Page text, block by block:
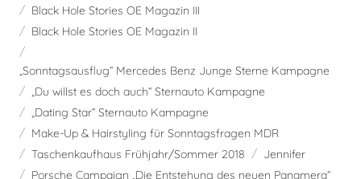
Black Hole Stories OE Magazin III
Black Hole Stories OE Magazin II
„Sonntagsausflug“ Mercedes Benz Junge Sterne Kampagne
„Du willst es doch auch“ Sternauto Kampagne
„Dating Star“ Sternauto Kampagne
Make-Up & Hairstyling für Sonntagsfragen MDR
Taschenkaufhaus Frühjahr/Sommer 2018
Jennifer
Porsche Campaign „Die Entstehung des neuen Panamera“